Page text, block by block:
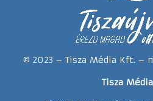
© 2023 – Tisza Média Kft. –
Tisza